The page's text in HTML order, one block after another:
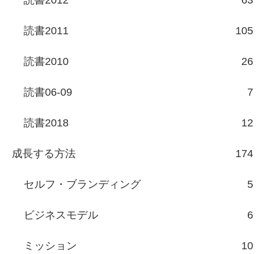
読書2011 105
読書2010 26
読書06-09 7
読書2018 12
成長する方法 174
セルフ・ブランディング 5
ビジネスモデル 6
ミッション 10